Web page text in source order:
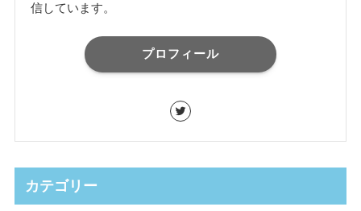
信しています。
プロフィール
カテゴリー